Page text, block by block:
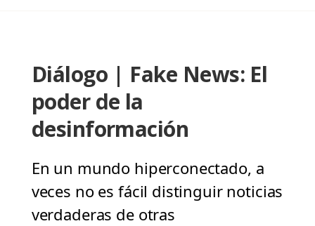
Diálogo | Fake News: El
poder de la
desinformación
En un mundo hiperconectado, a
veces no es fácil distinguir noticias
verdaderas de otras